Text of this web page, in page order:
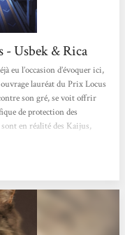
- Usbek & Rica
eu l’occasion d’évoquer ici,
lauréat du Prix Locus
son gré, se voit offrir
de protection des
en réalité des Kaijus,
de l’auteur, affirmée